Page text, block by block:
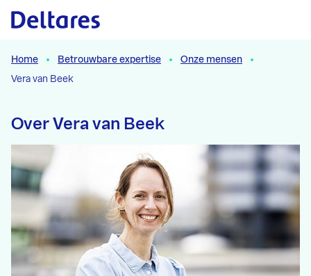
Naar hoofdcontent
Home Betrouwbare expertise
Onze mensen
Vera van Beek
Over Vera van Beek